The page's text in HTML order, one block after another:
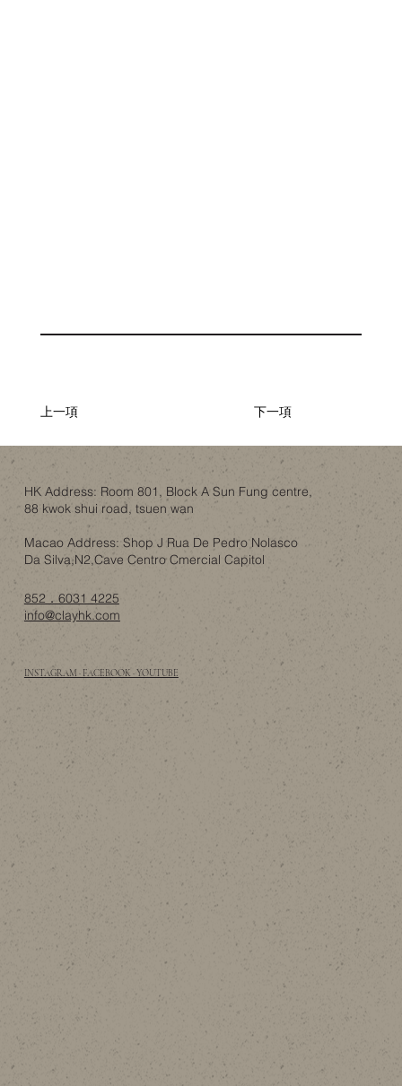
上一項 下一項
HK Address: Room 801, Block A Sun Fung centre,
88 kwok shui road, tsuen wan
Macao Address: Shop J Rua De Pedro Nolasco
Da Silva,N2,Cave Centro Cmercial Capitol
852．6031 4225
info@clayhk.com
INSTAGRAM · FACEBOOK · YOUTUBE